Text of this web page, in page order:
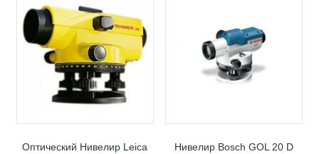
Оптический Нивелир Leica
Нивелир Bosch GOL 20 D